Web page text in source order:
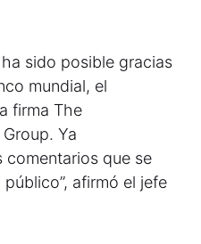
sido posible gracias
mundial, el
firma The
Ya
que se
afirmó el jefe